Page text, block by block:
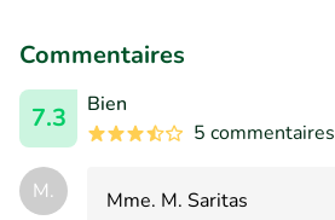
Commentaires
7.3
Bien
5 commentaires
M. Mme. M. Saritas